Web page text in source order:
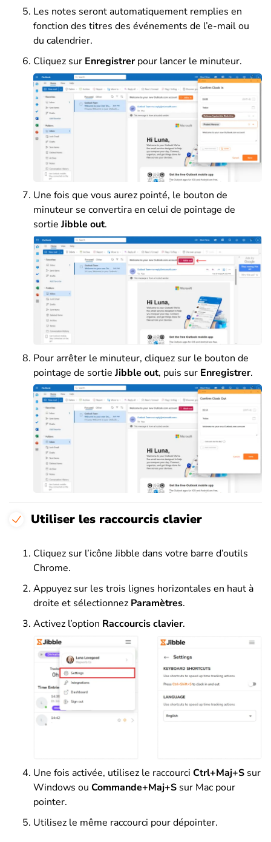
Les notes seront automatiquement remplies en
fonction des titres des événements de l’e-mail ou
du calendrier.
Cliquez sur Enregistrerpour lancer le minuteur.
Une fois que vous aurez pointé, le bouton de
minuteur se convertira en celui de pointage de
sortie Jibble out.
Pour arrêter le minuteur, cliquez sur le bouton de
pointage de sortie Jibble out, puis sur Enregistrer.
Utiliser les raccourcis clavier
Cliquez sur l’icône Jibble dans votre barre d’outils
Chrome.
Appuyez sur les trois lignes horizontales en haut à
droite et sélectionnez Paramètres.
Activez l’option Raccourcis clavier.
Une fois activée, utilisez le raccourci Ctrl+Maj+S sur
Windows ou Commande+Maj+S sur Mac pour
pointer.
Utilisez le même raccourci pour dépointer.